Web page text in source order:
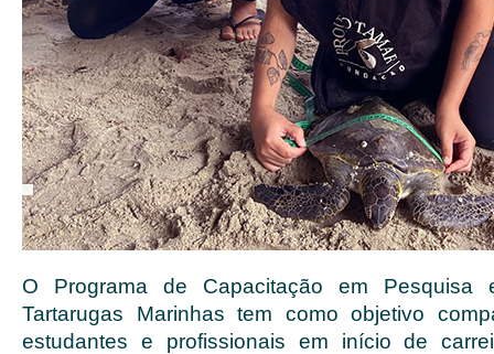
O Programa de Capacitação em Pesquisa
Tartarugas Marinhas tem como objetivo
estudantes e profissionais em início de